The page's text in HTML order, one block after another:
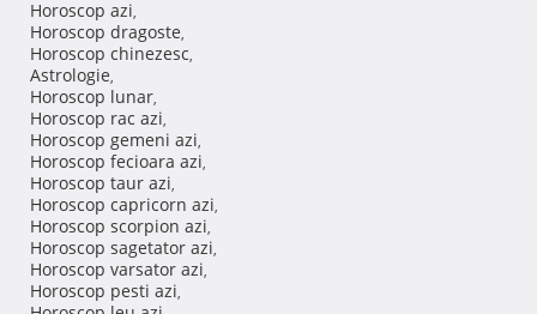
Horoscop azi,
Horoscop dragoste,
Horoscop chinezesc,
Astrologie,
Horoscop lunar,
Horoscop rac azi,
Horoscop gemeni azi,
Horoscop fecioara azi,
Horoscop taur azi,
Horoscop capricorn azi,
Horoscop scorpion azi,
Horoscop sagetator azi,
Horoscop varsator azi,
Horoscop pesti azi,